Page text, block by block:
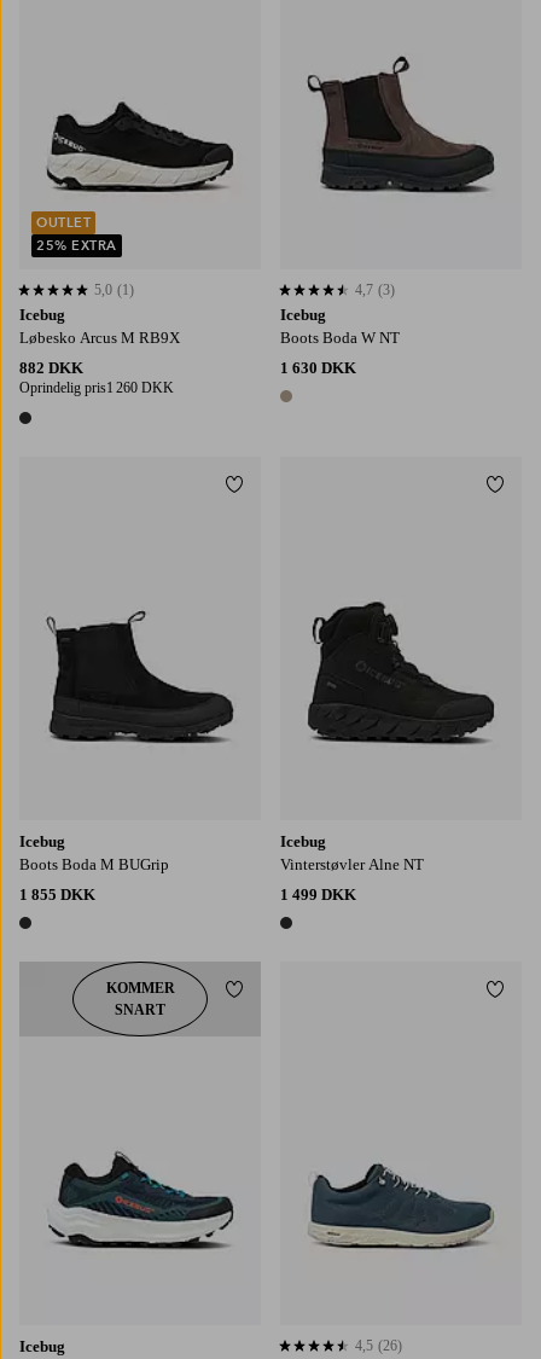
Icebug
Løbesko Arcus M RB9X
882 DKK
Oprindelig pris1 260 DKK
1 farve
5,0 baseret på 1 bedømmelser
5,0 (1)
OUTLET
25% EXTRA
Icebug
Boots Boda W NT
1 630 DKK
1 farve
4,7 baseret på 3 bedømmelser
4,7 (3)
Icebug
Boots Boda M BUGrip
1 855 DKK
1 farve
Tilføj til favoritter
Icebug
Vinterstøvler Alne NT
1 499 DKK
1 farve
Icebug
KOMMER
SNART
Tilføj til favoritter
4,5 baseret på 26 bedømmelser
4,5 (26)